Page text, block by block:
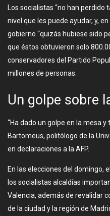
Los socialistas “no han
nivel que les puede ayudar, y,
gobierno “quizás hubiese sido
que éstos obtuvieron solo
conservadores del Partido
millones de personas.
Un golpe sobre
“Ha dado un golpe en la mesa y
Bartomeus, politólogo de la
en declaraciones a la AFP.
En las elecciones del domingo,
los socialistas alcaldías
Valencia, además de revalidar
de la ciudad y la región de